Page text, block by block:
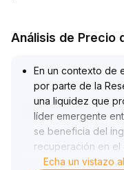
Análisis de Precio
En un contexto de
por parte de la
una liquidez que
líder emergente
se beneficia del
recuperación en
en el corto plazo
Echa un vistazo